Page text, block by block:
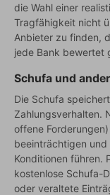
die Wahl einer
Tragfähigkeit nicht
Anbieter zu finden,
jede Bank bewertet
Schufa und
Die Schufa
Zahlungsverhalten.
offene
beeinträchtigen
Konditionen führen.
kostenlose Schufa-
oder veraltete